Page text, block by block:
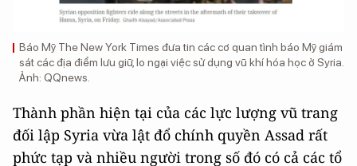
Báo Mỹ The New York Times đưa tin các cơ quan tình báo Mỹ giám
sát các địa điểm lưu giữ, lo ngại việc sử dụng vũ khí hóa học ở Syria.
Ảnh: QQnews.
Thành phần hiện tại của các lực lượng vũ trang
đối lập Syria vừa lật đổ chính quyền Assad rất
phức tạp và nhiều người trong số đó có cả các tổ